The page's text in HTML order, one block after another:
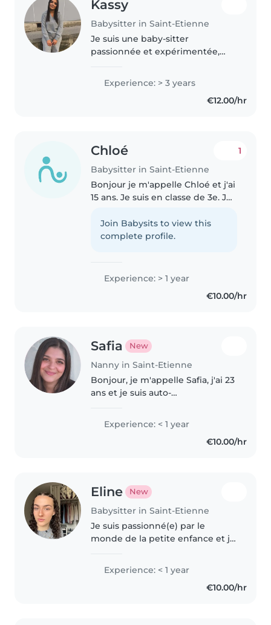
Kassy
Babysitter in Saint-Etienne
Je suis une baby-sitter
passionnée et expérimentée,
enfants avec dévouement et
créativité. Avec des stages
d'expérience auprès des bébés,
Experience: > 3 years
€12.00/hr
Chloé
Babysitter in Saint-Etienne
1
Bonjour je m'appelle Chloé et j'ai
15 ans. Je suis en classe de 3e. Je
afin de subvenir à mes besoins
secondaires. Je suis une jeune
Join Babysits to view this
complete profile.
Experience: > 1 year
€10.00/hr
Safia New
Nanny in Saint-Etienne
Bonjour, je m'appelle Safia, j'ai 23
ans et je suis auto-
des services à la personne. Je
propose des services de garde
d'enfants à domicile, que ce soit..
Experience: < 1 year
€10.00/hr
Eline New
Babysitter in Saint-Etienne
Je suis passionné(e) par le
monde de la petite enfance et je
accompagner vos enfants.
Experience: < 1 year
€10.00/hr